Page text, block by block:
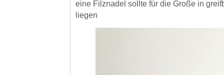
eine Filznadel sollte für die Große in
liegen